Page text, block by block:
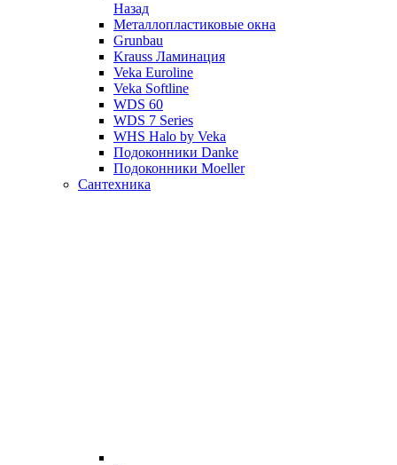
Назад
Металлопластиковые окна
Grunbau
Krauss Ламинация
Veka Euroline
Veka Softline
WDS 60
WDS 7 Series
WHS Halo by Veka
Подоконники Danke
Подоконники Moeller
Сантехника